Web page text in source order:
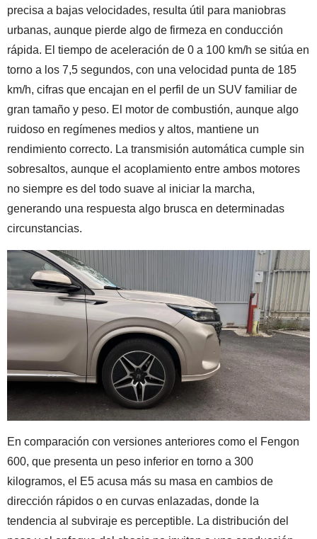
precisa a bajas velocidades, resulta útil para maniobras
urbanas, aunque pierde algo de firmeza en conducción
rápida. El tiempo de aceleración de 0 a 100 km/h se sitúa en
torno a los 7,5 segundos, con una velocidad punta de 185
km/h, cifras que encajan en el perfil de un SUV familiar de
gran tamaño y peso. El motor de combustión, aunque algo
ruidoso en regímenes medios y altos, mantiene un
rendimiento correcto. La transmisión automática cumple sin
sobresaltos, aunque el acoplamiento entre ambos motores
no siempre es del todo suave al iniciar la marcha,
generando una respuesta algo brusca en determinadas
circunstancias.
En comparación con versiones anteriores como el Fengon
600, que presenta un peso inferior en torno a 300
kilogramos, el E5 acusa más su masa en cambios de
dirección rápidos o en curvas enlazadas, donde la
tendencia al subviraje es perceptible. La distribución del